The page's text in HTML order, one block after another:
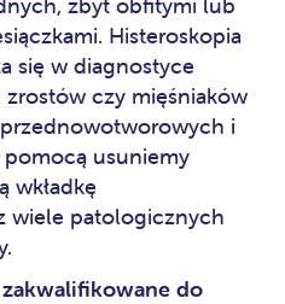
Histeroskopia
się w diagnostyce
czy mięśniaków
i
usuniemy
wkładkę
wiele patologicznych
do